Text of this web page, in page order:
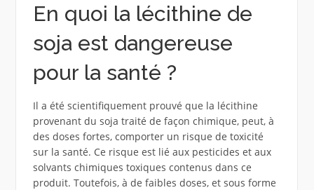
En quoi la lécithine de
soja est dangereuse
pour la santé ?
Il a été scientifiquement prouvé que la lécithine
provenant du soja traité de façon chimique, peut, à
des doses fortes, comporter un risque de toxicité
sur la santé. Ce risque est lié aux pesticides et aux
solvants chimiques toxiques contenus dans ce
produit. Toutefois, à de faibles doses, et sous forme